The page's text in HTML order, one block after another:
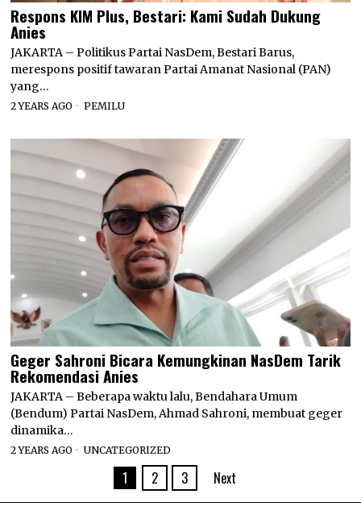
Respons KIM Plus, Bestari: Kami Sudah Dukung
Anies
JAKARTA – Politikus Partai NasDem, Bestari Barus,
merespons positif tawaran Partai Amanat Nasional (PAN)
yang…
2 YEARS AGO PEMILU
Geger Sahroni Bicara Kemungkinan NasDem Tarik
Rekomendasi Anies
JAKARTA – Beberapa waktu lalu, Bendahara Umum
(Bendum) Partai NasDem, Ahmad Sahroni, membuat geger
dinamika…
2 YEARS AGO UNCATEGORIZED
1 2 3 Next